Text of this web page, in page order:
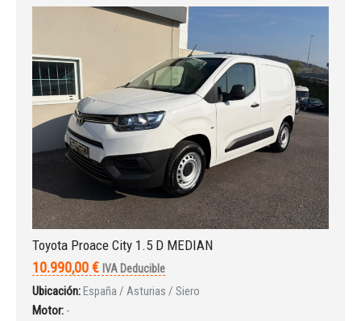
Iniciar sesión
INICIAR SESIÓN
¿Ha olvidado la contraseña?
Toyota Proace City 1.5 D MEDIAN
10.990,00 € IVA Deducible
Ubicación:España / Asturias / Siero
Motor: -